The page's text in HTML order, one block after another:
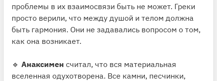
проблемы в их взаимосвязи быть не может. Греки
просто верили, что между душой и телом должна
быть гармония. Они не задавались вопросом о том,
как она возникает.
🔹 Анаксимен считал, что вся материальная
вселенная одухотворена. Все камни, песчинки,